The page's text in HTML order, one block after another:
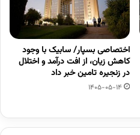
اختصاصی بسپار/ سابیک با وجود
کاهش زیان، از افت درآمد و اختلال
در زنجیره تامین خبر داد
1405-05-14